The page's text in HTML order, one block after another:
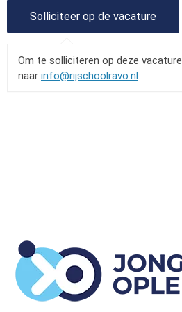
Om te solliciteren op deze vacature
naar info@rijschoolravo.nl